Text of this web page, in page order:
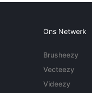
Ons Netwerk
Brusheezy
Vecteezy
Videezy